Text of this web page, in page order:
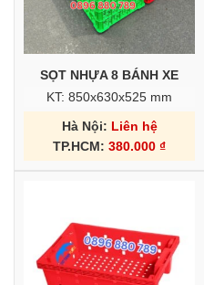
SỌT NHỰA 8 BÁNH XE
KT: 850x630x525 mm
Hà Nội: Liên hệ
TP.HCM: 380.000 ₫